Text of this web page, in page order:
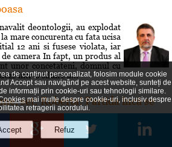
deontologii, au explodat
mare concurenta cu fata ucisa
12 ani si fusese violata, iar
camera In fapt, un produs al
unor concetateni, domnul cu
intr-o siluire a...
set: Roberta! Partida încă se
Anastase şi Andrei Volosevici
ei durează mult şi foarte greu
de conținut personalizat, folosim module cookie
Accept sau navigând pe acest website, sunteți de
informații prin cookie-uri sau tehnologii similare.
mai multe despre cookie-uri, inclusiv despre
retragerii acordului.